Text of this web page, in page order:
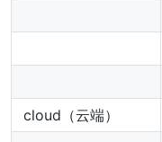
cloud（云端）